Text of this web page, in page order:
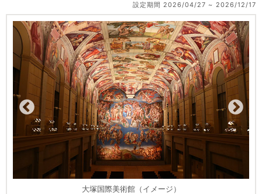
設定期間 2026/04/27 2026/12/17
大塚国際美術館（イメージ）